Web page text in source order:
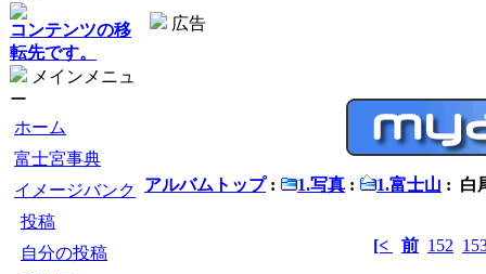
コンテンツの移
転先です。
メインメニュ
ー
ホーム
富士宮事典
イメージバンク
投稿
自分の投稿
広告
アルバムトップ: 1.写真 : 1.富士山 : 白
[< 前 152